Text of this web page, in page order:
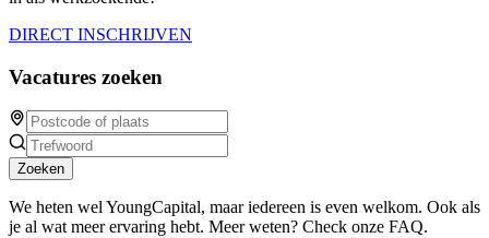
DIRECT INSCHRIJVEN
Vacatures zoeken
Zoeken
We heten wel YoungCapital, maar iedereen is even welkom. Ook als
je al wat meer ervaring hebt. Meer weten? Check onze FAQ.